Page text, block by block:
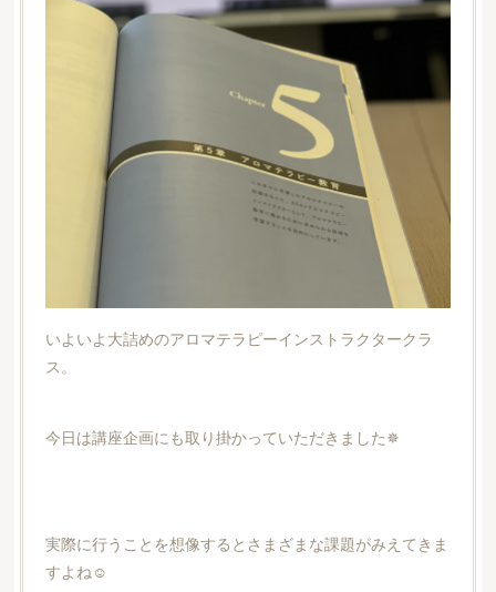
いよいよ大詰めのアロマテラピーインストラクタークラ
ス。
今日は講座企画にも取り掛かっていただきました✵
実際に行うことを想像するとさまざまな課題がみえてきま
すよね☺︎